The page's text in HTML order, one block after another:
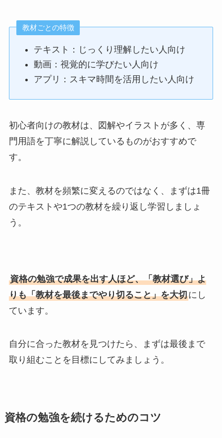
教材ごとの特徴
テキスト：じっくり理解したい人向け
動画：視覚的に学びたい人向け
アプリ：スキマ時間を活用したい人向け
初心者向けの教材は、図解やイラストが多く、専
門用語を丁寧に解説しているものがおすすめで
す。
また、教材を頻繁に変えるのではなく、まずは1冊
のテキストや1つの教材を繰り返し学習しましょ
う。
資格の勉強で成果を出す人ほど、「教材選び」よ
りも「教材を最後までやり切ること」を大切にし
ています。
自分に合った教材を見つけたら、まずは最後まで
取り組むことを目標にしてみましょう。
資格の勉強を続けるためのコツ